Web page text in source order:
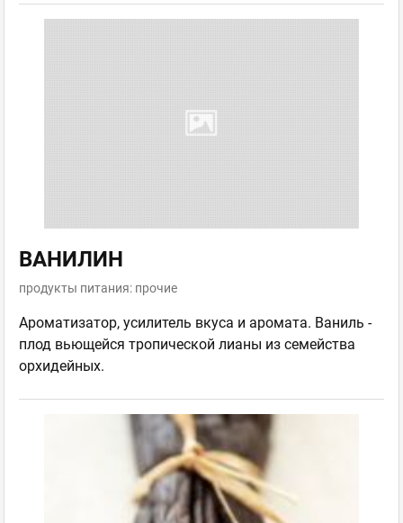
ВАНИЛИН
продукты питания: прочие
Ароматизатор, усилитель вкуса и аромата. Ваниль -
плод вьющейся тропической лианы из семейства
орхидейных.